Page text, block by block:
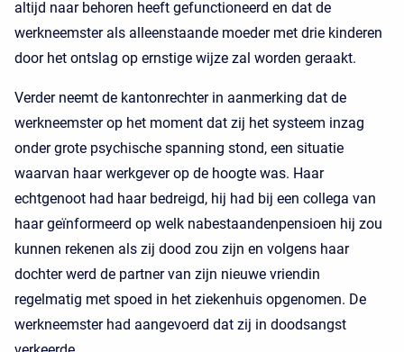
altijd naar behoren heeft gefunctioneerd en dat de
werkneemster als alleenstaande moeder met drie kinderen
door het ontslag op ernstige wijze zal worden geraakt.
Verder neemt de kantonrechter in aanmerking dat de
werkneemster op het moment dat zij het systeem inzag
onder grote psychische spanning stond, een situatie
waarvan haar werkgever op de hoogte was. Haar
echtgenoot had haar bedreigd, hij had bij een collega van
haar geïnformeerd op welk nabestaandenpensioen hij zou
kunnen rekenen als zij dood zou zijn en volgens haar
dochter werd de partner van zijn nieuwe vriendin
regelmatig met spoed in het ziekenhuis opgenomen. De
werkneemster had aangevoerd dat zij in doodsangst